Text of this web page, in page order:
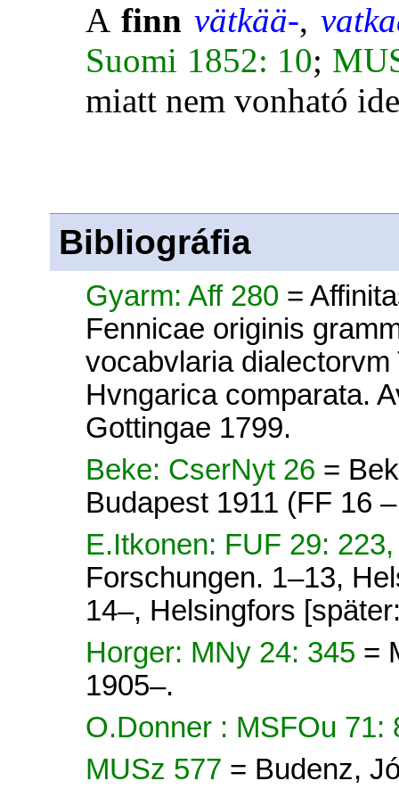
A finn vätkää-,
Suomi 1852: 10;
miatt nem vonható
Bibliográfia
Gyarm: Aff 280 =
Fennicae originis
vocabvlaria
Hvngarica comparata.
Gottingae 1799.
Beke: CserNyt 26 =
Budapest 1911 (FF 16
E.Itkonen: FUF 29:
Forschungen. 1–13,
14–, Helsingfors
Horger: MNy 24: 345 =
1905–.
O.Donner : MSFOu 71:
MUSz 577 = Budenz,